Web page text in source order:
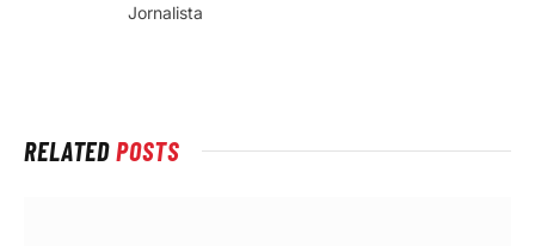
rede
Jornalista
RELATEDPOSTS